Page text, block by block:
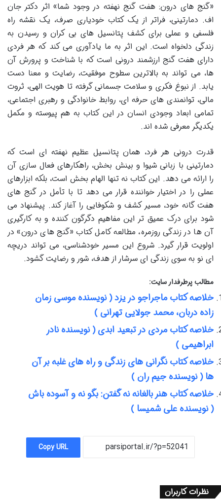
«گنج های درون: هفت گنج نهفته در وجود شما» اثر دکتر جان
اف. دمارتینی، فراتر از یک کتاب خودیاری صرف، یک نقشه راه
فلسفی و عملی برای کشف پتانسیل های بی کران و رسیدن به
زندگی دلخواه است. این اثر به ما یادآوری می کند که هر فردی
دارای هفت گنج ارزشمند درونی است که با شناخت و پرورش آن
ها، می تواند به بالاترین سطوح موفقیت، رضایت و معنا دست
یابد. از نبوغ فکری و سلامت جسمانی گرفته تا هویت الهی، ثروت
مالی، توانمندی های حرفه ای، روابط خانوادگی و رهبری اجتماعی،
تمامی ابعاد وجودی انسان در این کتاب به هم پیوسته و مکمل
یکدیگر معرفی شده اند.
قدرت درونی هر فرد، همان پتانسیل عظیم نهفته ای است که
دمارتینی با زبانی شیوا و بینش بخش، راهکارهای فعال سازی آن
را ارائه می دهد. این کتاب نه تنها الهام بخش است، بلکه ابزارهای
عملی را در اختیار خواننده قرار می دهد تا با تأمل در گنج های
هفت گانه خود، مسیر کشف و شکوفایی را آغاز کند. پیشنهاد می
شود برای درک عمیق تر این مفاهیم دگرگون کننده و به کارگیری
آن ها در زندگی روزمره، مطالعه کامل کتاب «گنج های درون» در
اولویت قرار گیرد. شروع این مسیر خودشناسی، می تواند دریچه
ای نو به سوی زندگی ای سرشار از هدف، شور و رضایت گشود.
مطالب پرطرفدار سایت:
خلاصه کتاب ماجراجو در یزد ( نویسنده موسی زمان
زاده دربان، محمد جولایی تهرانی )
خلاصه کتاب مردی در تبعید ابدی ( نویسنده نادر
ابراهیمی )
خلاصه کتاب نگرانی های زندگی و راه های غلبه بر آن
ها ( نویسنده جیم ران )
خلاصه کتاب هنر بالغانه نه گفتن: بگو نه و آسوده باش
( نویسنده علی شمیسا )
Copy URL
نظرات کاربران